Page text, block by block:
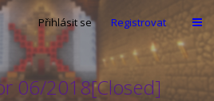
Přihlásit se Registrovat
06/2018[Closed]